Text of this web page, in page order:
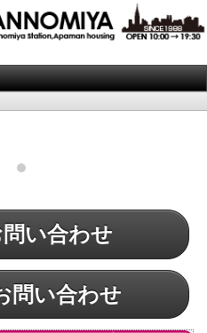
い合わせ
問い合わせ